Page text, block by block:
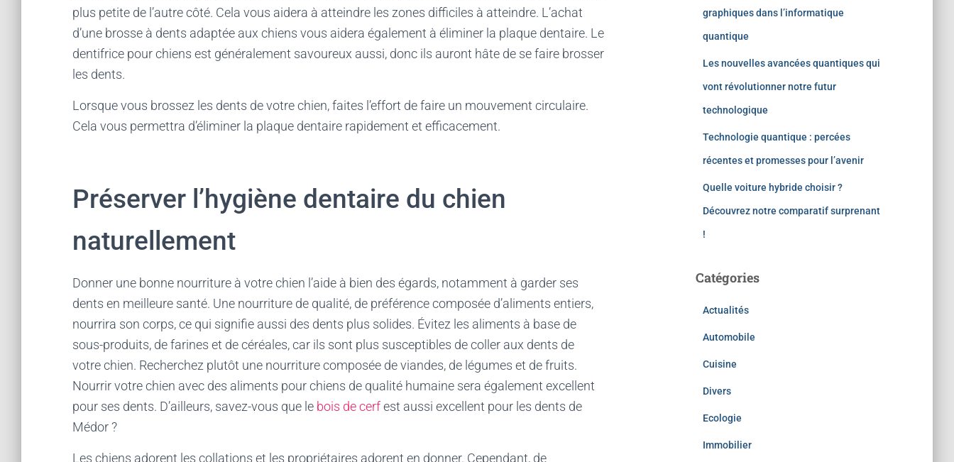
plus petite de l’autre côté. Cela vous aidera à atteindre les zones difficiles à atteindre. L’achat
d’une brosse à dents adaptée aux chiens vous aidera également à éliminer la plaque dentaire. Le
dentifrice pour chiens est généralement savoureux aussi, donc ils auront hâte de se faire brosser
les dents.
Lorsque vous brossez les dents de votre chien, faites l’effort de faire un mouvement circulaire.
Cela vous permettra d’éliminer la plaque dentaire rapidement et efficacement.
Préserver l’hygiène dentaire du chien
naturellement
Donner une bonne nourriture à votre chien l’aide à bien des égards, notamment à garder ses
dents en meilleure santé. Une nourriture de qualité, de préférence composée d’aliments entiers,
nourrira son corps, ce qui signifie aussi des dents plus solides. Évitez les aliments à base de
sous-produits, de farines et de céréales, car ils sont plus susceptibles de coller aux dents de
votre chien. Recherchez plutôt une nourriture composée de viandes, de légumes et de fruits.
Nourrir votre chien avec des aliments pour chiens de qualité humaine sera également excellent
pour ses dents. D’ailleurs, savez-vous que le bois de cerfest aussi excellent pour les dents de
Médor ?
Les chiens adorent les collations et les propriétaires adorent en donner. Cependant, de
graphiques dans l’informatique
quantique
Les nouvelles avancées quantiques qui
vont révolutionner notre futur
technologique
Technologie quantique : percées
récentes et promesses pour l’avenir
Quelle voiture hybride choisir ?
Découvrez notre comparatif surprenant
!
Catégories
Actualités
Automobile
Cuisine
Divers
Ecologie
Immobilier